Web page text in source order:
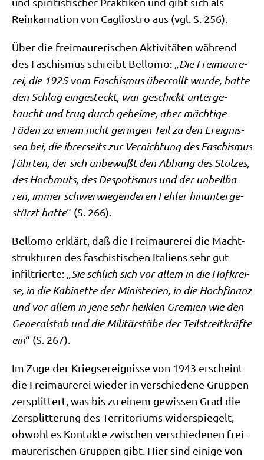
Reinkar­na­ti­on von Caglio­stro aus (vgl. S. 256).
Über die frei­mau­re­ri­schen Akti­vi­tä­ten wäh­rend
des Faschis­mus schreibt Bel­lo­mo: „Die Frei­mau­re­
rei, die 1925 vom Faschis­mus über­rollt wur­de, hat­te
den Schlag ein­ge­steckt, war geschicktunter­ge­
tauchtund trug durch gehei­me, aber mäch­ti­ge
Fäden zu einem nicht gerin­gen Teil zu den Ereig­nis­
sen bei, die ihrer­seits zur Ver­nich­tung des Faschis­mus
führ­ten, der sich unbe­wußt den Abhang des Stol­zes,
des Hoch­muts, des Des­po­tis­mus und der unheil­ba­
ren, immer schwer­wie­gen­de­ren Feh­ler hin­un­ter­ge­
stürzt hat­te“ (S. 266).
Bel­lo­mo erklärt, daß die Frei­mau­re­rei die Macht­
struk­tu­ren des faschi­sti­schen Ita­li­ens sehr gut
infil­trier­te: „Sie schlich sich vor allem in die Hof­krei­
se, in die Kabi­net­te der Mini­ste­ri­en, in die Hoch­fi­nanz
und vor allem in jene sehr heik­len Gre­mi­en wie den
Gene­ral­stab unddieMili­tär­stä­be der Teil­streit­kräf­te
ein“ (S. 267).
Im Zuge der Kriegs­er­eig­nis­se von 1943 erscheint
die Frei­mau­re­rei wie­der in ver­schie­de­ne Grup­pen
zer­split­tert, was bis zu einem gewis­sen Grad die
Zer­split­te­rung des Ter­ri­to­ri­ums wider­spie­gelt,
obwohl es Kon­tak­te zwi­schen ver­schie­de­nen frei­
mau­re­ri­schen Grup­pen gibt. Hier sind eini­ge von